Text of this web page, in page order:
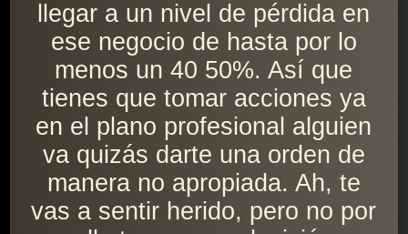
llegar a un nivel de pérdida en
ese negocio de hasta por lo
menos un 40 50%. Así que
tienes que tomar acciones ya
en el plano profesional alguien
va quizás darte una orden de
manera no apropiada. Ah, te
vas a sentir herido, pero no por